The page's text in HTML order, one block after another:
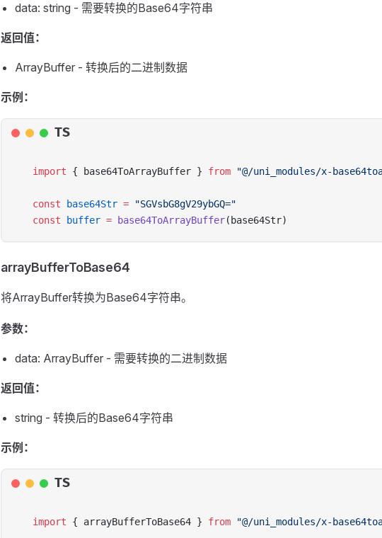
data: string - 需要转换的Base64字符串
返回值：
ArrayBuffer - 转换后的二进制数据
示例：
TS
import { base64ToArrayBuffer } from "@/uni_modules/x-
const base64Str = "SGVsbG8gV29ybGQ="
const buffer = base64ToArrayBuffer(base64Str)
arrayBufferToBase64
将ArrayBuffer转换为Base64字符串。
参数：
data: ArrayBuffer - 需要转换的二进制数据
返回值：
string - 转换后的Base64字符串
示例：
TS
import { arrayBufferToBase64 } from "@/uni_modules/x-